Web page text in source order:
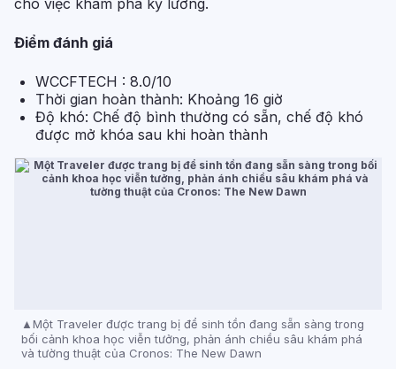
cho việc khám phá kỹ lưỡng.
Điểm đánh giá
WCCFTECH : 8.0/10
Thời gian hoàn thành: Khoảng 16 giờ
Độ khó: Chế độ bình thường có sẵn, chế độ khó
được mở khóa sau khi hoàn thành
Một Traveler được trang bị để sinh tồn đang sẵn sàng trong
bối cảnh khoa học viễn tưởng, phản ánh chiều sâu khám phá
và tường thuật của Cronos: The New Dawn